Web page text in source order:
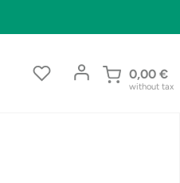
0,00 €
without tax